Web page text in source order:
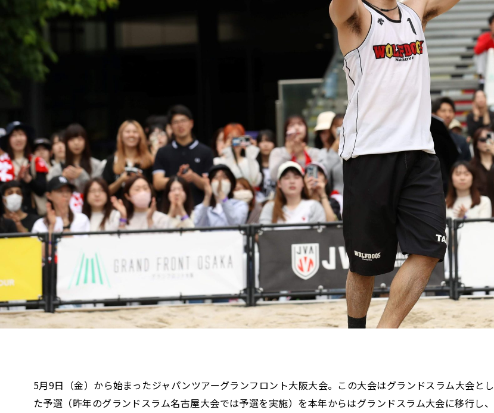
5月9日（金）から始まったジャパンツアーグランフロント大阪大会。この大会はグランドスラム大会と
た予選（昨年のグランドスラム名古屋大会では予選を実施）を本年からはグランドスラム大会に移行し